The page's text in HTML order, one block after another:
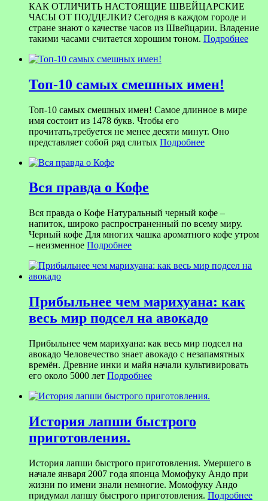
КАК ОТЛИЧИТЬ НАСТОЯЩИЕ ШВЕЙЦАРСКИЕ
ЧАСЫ ОТ ПОДДЕЛКИ? Сегодня в каждом городе и
стране знают о качестве часов из Швейцарии. Владение
такими часами считается хорошим тоном. Подробнее
Топ-10 самых смешных имен!
Топ-10 самых смешных имен! Самое длинное в мире
имя состоит из 1478 букв. Чтобы его
прочитать,требуется не менее десяти минут. Оно
представляет собой ряд слитых Подробнее
Вся правда о Кофе
Вся правда о Кофе Натуральный черный кофе –
напиток, широко распространенный по всему миру.
Черный кофе Для многих чашка ароматного кофе утром
– неизменное Подробнее
Прибыльнее чем марихуана: как
весь мир подсел на авокадо
Прибыльнее чем марихуана: как весь мир подсел на
авокадо Человечество знает авокадо с незапамятных
времён. Древние инки и майя начали культивировать
его около 5000 лет Подробнее
История лапши быстрого
приготовления.
История лапши быстрого приготовления. Умершего в
начале января 2007 года японца Момофуку Андо при
жизни по имени знали немногие. Момофуку Андо
придумал лапшу быстрого приготовления. Подробнее